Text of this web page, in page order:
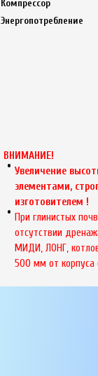
ВНИМАНИЕ!
Увеличение
элементами,
изготовителем !
При глинистых
отсутствии
МИДИ, ЛОНГ,
500 мм от корпуса
Компрессор
Энергопотребление